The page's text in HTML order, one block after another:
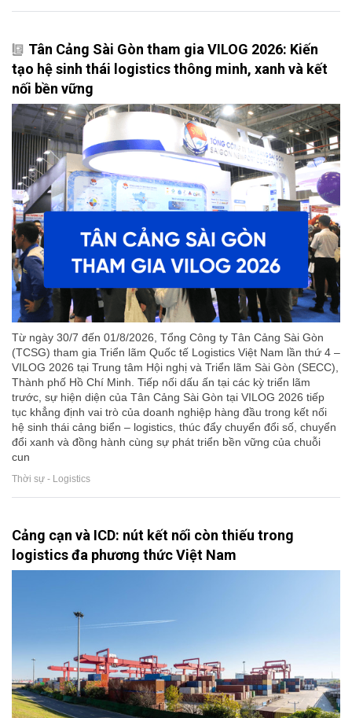
Tân Cảng Sài Gòn tham gia VILOG 2026: Kiến
tạo hệ sinh thái logistics thông minh, xanh và kết
nối bền vững
Từ ngày 30/7 đến 01/8/2026, Tổng Công ty Tân Cảng Sài Gòn
(TCSG) tham gia Triển lãm Quốc tế Logistics Việt Nam lần thứ 4 –
VILOG 2026 tại Trung tâm Hội nghị và Triển lãm Sài Gòn (SECC),
Thành phố Hồ Chí Minh. Tiếp nối dấu ấn tại các kỳ triển lãm
trước, sự hiện diện của Tân Cảng Sài Gòn tại VILOG 2026 tiếp
tục khẳng định vai trò của doanh nghiệp hàng đầu trong kết nối
hệ sinh thái cảng biển – logistics, thúc đẩy chuyển đổi số, chuyển
đổi xanh và đồng hành cùng sự phát triển bền vững của chuỗi
cun
Thời sự - Logistics
Cảng cạn và ICD: nút kết nối còn thiếu trong
logistics đa phương thức Việt Nam